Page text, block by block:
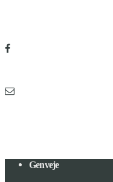
Genveje